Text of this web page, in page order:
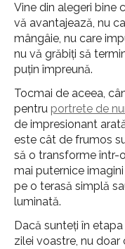
Vine din alegeri bine
vă avantajează, nu
mângâie, nu care
nu vă grăbiți să
puțin împreună.
Tocmai de aceea,
pentru portrete de
de impresionant
este cât de frumos
să o transforme într-
mai puternice
pe o terasă simplă
luminată.
Dacă sunteți în
zilei voastre, nu